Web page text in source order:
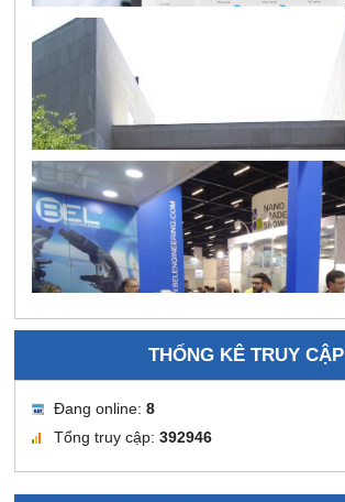
THỐNG KÊ TRUY CẬP
Đang online:8
Tổng truy cập:392946